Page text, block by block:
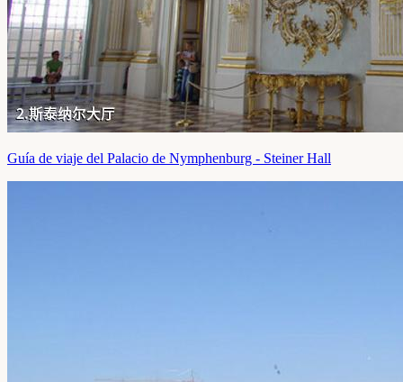
Guía de viaje del Palacio de Nymphenburg - Steiner Hall